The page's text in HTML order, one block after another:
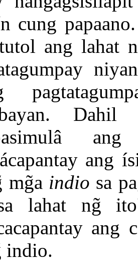
cung
ang lahat
ang
mg̃a indio sa
lahat ng̃
ang
indio.